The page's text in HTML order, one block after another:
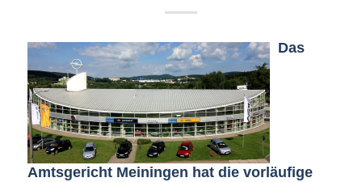
Das
Amtsgericht Meiningen hat die vorläufige